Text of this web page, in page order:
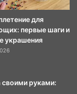
для
первые шаги и
украшения
своими руками: